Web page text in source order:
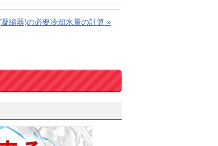
縮器)の必要冷却水量の計算 »